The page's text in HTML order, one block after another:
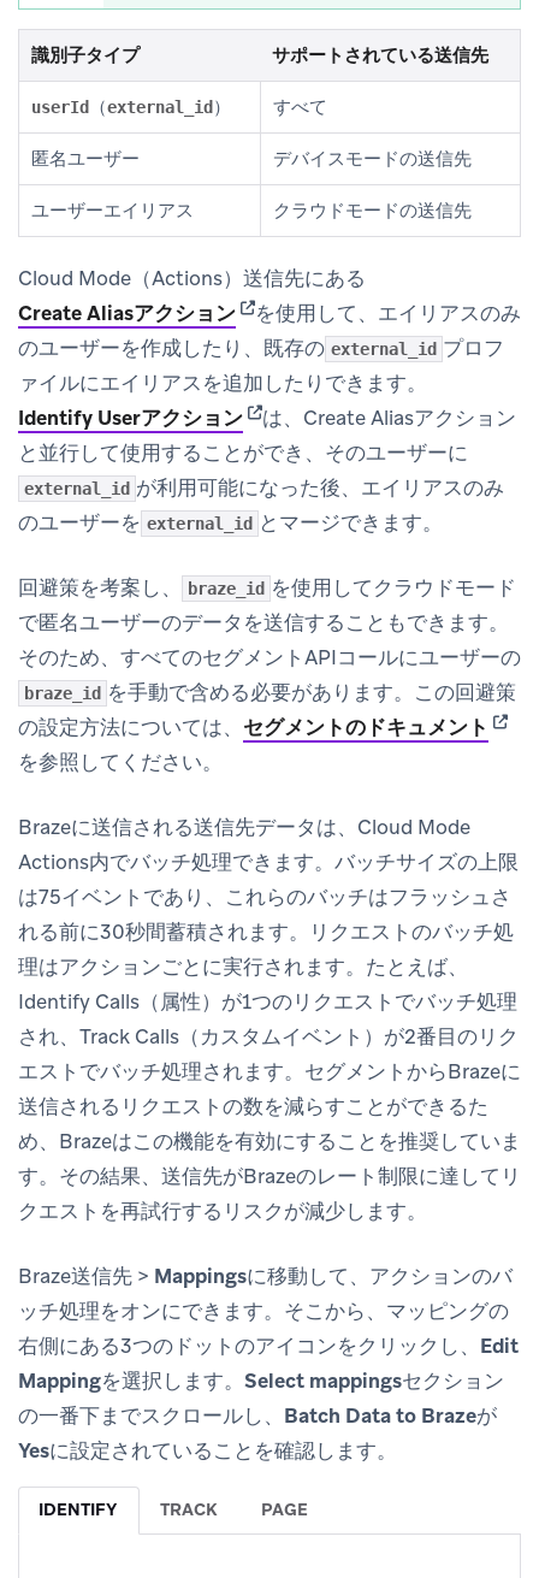
識別子タイプ サポートされている送信先
userId （external_id ） すべて
匿名ユーザー デバイスモードの送信先
ユーザーエイリアス クラウドモードの送信先
Cloud Mode（Actions）送信先にある
Create Aliasアクション(opens in new tab)
を使用して、エイリアスのみ
のユーザーを作成したり、既存の external_id プロフ
ァイルにエイリアスを追加したりできます。
Identify Userアクション(opens in new tab)
は、Create Aliasアクション
と並行して使用することができ、そのユーザーに
external_id が利用可能になった後、エイリアスのみ
のユーザーを external_id とマージできます。
回避策を考案し、 braze_id を使用してクラウドモード
で匿名ユーザーのデータを送信することもできます。
そのため、すべてのセグメントAPIコールにユーザーの
braze_id を手動で含める必要があります。この回避策
の設定方法については、 セグメントのドキュメント
を参照してください。
Brazeに送信される送信先データは、Cloud Mode
Actions内でバッチ処理できます。バッチサイズの上限
は75イベントであり、これらのバッチはフラッシュさ
れる前に30秒間蓄積されます。リクエストのバッチ処
理はアクションごとに実行されます。たとえば、
Identify Calls（属性）が1つのリクエストでバッチ処理
され、Track Calls（カスタムイベント）が2番目のリク
エストでバッチ処理されます。セグメントからBrazeに
送信されるリクエストの数を減らすことができるた
め、Brazeはこの機能を有効にすることを推奨していま
す。その結果、送信先がBrazeのレート制限に達してリ
クエストを再試行するリスクが減少します。
Braze送信先 > Mappingsに移動して、アクションのバ
ッチ処理をオンにできます。そこから、マッピングの
右側にある3つのドットのアイコンをクリックし、 Edit
Mappingを選択します。 Select mappingsセクション
の一番下までスクロールし、 Batch Data to Brazeが
Yesに設定されていることを確認します。
IDENTIFY TRACK PAGE